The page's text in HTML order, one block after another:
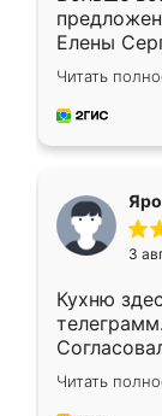
Елены
короткие
для
Читать
3
Кухню
недели
довольны
Читать